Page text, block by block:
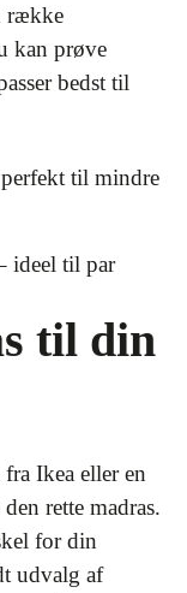
række
kan prøve
bedst til
til mindre
ideel til par
til din
Ikea eller en
rette madras.
for din
udvalg af